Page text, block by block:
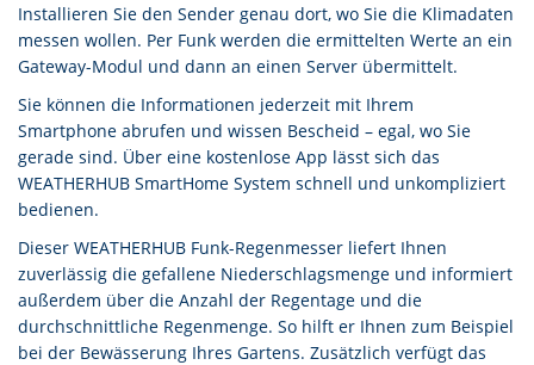
Installieren Sie den Sender genau dort, wo Sie die Klimadaten
messen wollen. Per Funk werden die ermittelten Werte an ein
Gateway-Modul und dann an einen Server übermittelt.
Sie können die Informationen jederzeit mit Ihrem
Smartphone abrufen und wissen Bescheid – egal, wo Sie
gerade sind. Über eine kostenlose App lässt sich das
WEATHERHUB SmartHome System schnell und unkompliziert
bedienen.
Dieser WEATHERHUB Funk-Regenmesser liefert Ihnen
zuverlässig die gefallene Niederschlagsmenge und informiert
außerdem über die Anzahl der Regentage und die
durchschnittliche Regenmenge. So hilft er Ihnen zum Beispiel
bei der Bewässerung Ihres Gartens. Zusätzlich verfügt das